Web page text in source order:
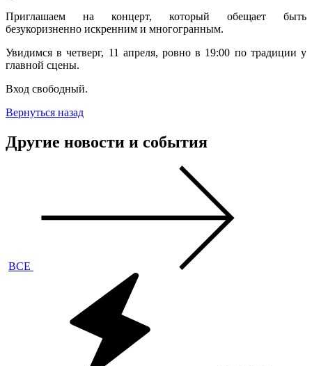
Приглашаем на концерт, который обещает быть
безукоризненно искренним и многогранным.
Увидимся в четверг, 11 апреля, ровно в 19:00 по традиции у
главной сцены.
Вход свободный.
Вернуться назад
Другие новости и события
ВСЕ